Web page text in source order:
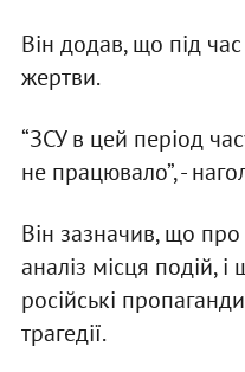
Він додав, що під
жертви.
“ЗСУ в цей період
не працювало”, -
Він зазначив, що про
аналіз місця подій,
російські
трагедії.